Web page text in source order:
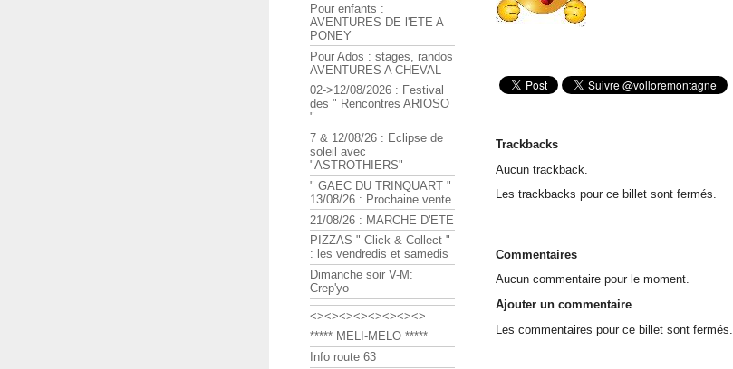
Trackbacks
Aucun trackback.
Les trackbacks pour ce billet sont fermés.
Commentaires
Aucun commentaire pour le moment.
Ajouter un commentaire
Les commentaires pour ce billet sont fermés.
Pour enfants :
AVENTURES DE l'ETE A
PONEY
Pour Ados : stages, randos
AVENTURES A CHEVAL
02->12/08/2026 : Festival
des " Rencontres ARIOSO
"
7 & 12/08/26 : Eclipse de
soleil avec
"ASTROTHIERS"
" GAEC DU TRINQUART "
13/08/26 : Prochaine vente
21/08/26 : MARCHE D'ETE
PIZZAS " Click & Collect "
: les vendredis et samedis
Dimanche soir V-M:
Crep'yo
<><><><><><><><>
***** MELI-MELO *****
Info route 63